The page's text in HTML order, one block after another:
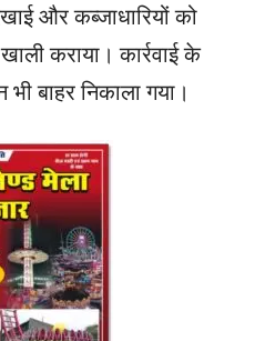
और कब्जाधारियों को
कराया। कार्रवाई के
भी बाहर निकाला गया।